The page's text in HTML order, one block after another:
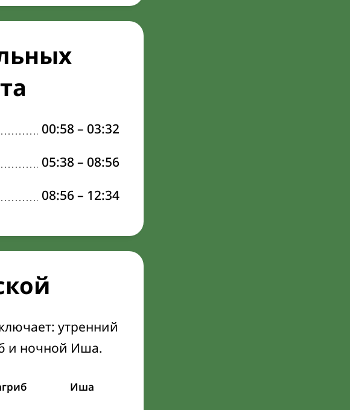
00:58 – 03:32
05:38 – 08:56
08:56 – 12:34
утренний
и ночной Иша.
Иша